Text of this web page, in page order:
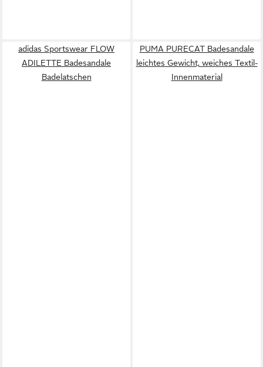
adidas Sportswear FLOW
ADILETTE Badesandale
Badelatschen
PUMA PURECAT Badesandale
leichtes Gewicht, weiches Textil-
Innenmaterial